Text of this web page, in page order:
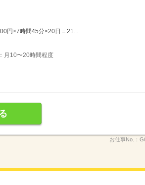
円×7時間45分×20日＝21...
月10〜20時間程度
お仕事No.：